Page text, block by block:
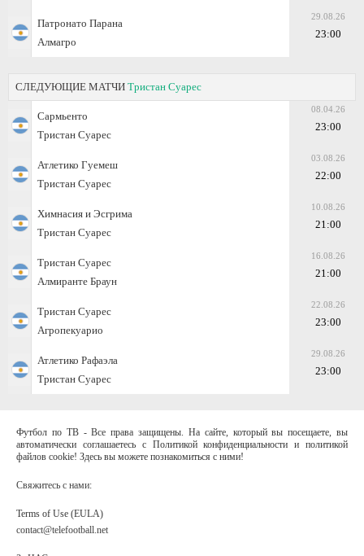
Патронато Парана
Алмагро
29.08.26
23:00
СЛЕДУЮЩИЕ МАТЧИ Тристан Суарес
Сармьенто
Тристан Суарес
08.04.26
23:00
Атлетико Гуемеш
Тристан Суарес
03.08.26
22:00
Химнасия и Эсгрима
Тристан Суарес
10.08.26
21:00
Тристан Суарес
Алмиранте Браун
16.08.26
21:00
Тристан Суарес
Агропекуарио
22.08.26
23:00
Атлетико Рафаэла
Тристан Суарес
29.08.26
23:00
Футбол по ТВ - Все права защищены. На сайте, который вы посещаете, вы
автоматически соглашаетесь с Политикой конфиденциальности и политикой
файлов cookie! Здесь вы можете познакомиться с ними!
Свяжитесь с нами:
Terms of Use (EULA)
contact@telefootball.net